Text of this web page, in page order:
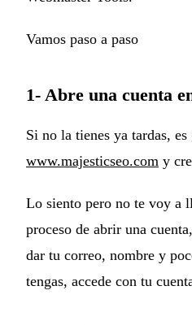
Vamos paso a paso
1- Abre una cuenta
Si no la tienes ya tardas, es
www.majesticseo.com y
Lo siento pero no te voy a
proceso de abrir una
dar tu correo, nombre y
tengas, accede con tu